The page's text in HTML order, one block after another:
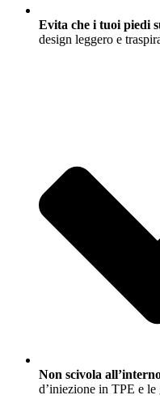
Evita che i tuoi piedi
design leggero e
Non scivola
d’iniezione in TPE e